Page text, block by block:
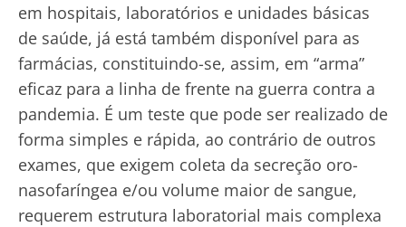
em hospitais, laboratórios e unidades básicas
de saúde, já está também disponível para as
farmácias, constituindo-se, assim, em “arma”
eficaz para a linha de frente na guerra contra a
pandemia. É um teste que pode ser realizado de
forma simples e rápida, ao contrário de outros
exames, que exigem coleta da secreção oro-
nasofaríngea e/ou volume maior de sangue,
requerem estrutura laboratorial mais complexa